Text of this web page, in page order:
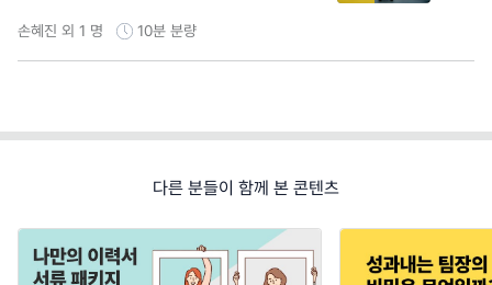
손혜진 외 1 명 10분 분량
다른 분들이 함께 본 콘텐츠